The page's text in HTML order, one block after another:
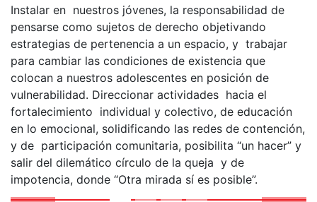
Instalar en nuestros jóvenes, la responsabilidad de
pensarse como sujetos de derecho objetivando
estrategias de pertenencia a un espacio, y trabajar
para cambiar las condiciones de existencia que
colocan a nuestros adolescentes en posición de
vulnerabilidad. Direccionar actividades hacia el
fortalecimiento individual y colectivo, de educación
en lo emocional, solidificando las redes de contención,
y de participación comunitaria, posibilita “un hacer” y
salir del dilemático círculo de la queja y de
impotencia, donde “Otra mirada sí es posible”.